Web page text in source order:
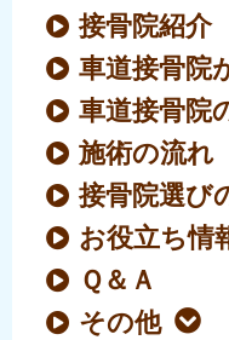
接骨院紹介
車道接骨院
車道接骨院
施術の流れ
接骨院選び
お役立ち情
Ｑ＆Ａ
その他